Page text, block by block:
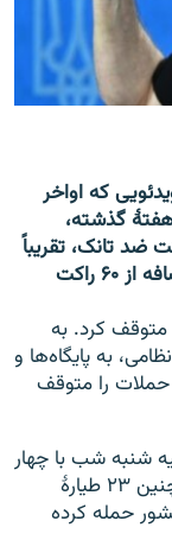
که اواخر
هفتهٔ گذشته،
اوکراین را با "بیش از ۸۰۰ راکت ضد تانک، تقریباً
۳۰۰ طیاره بی‌سرنشین موسوم به شاهد و اضافه از ۶۰ راکت
متوقف کرد. به
به پایگاه‌ها و
حملات را متوقف
شنبه شب با چهار
راکت هدایت‌شونده از منطقهٔ بلگورود و همچنین ۲۳ طیارهٔ
حمله کرده